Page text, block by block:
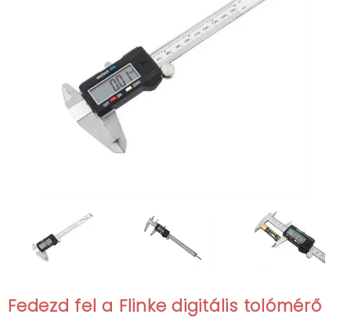
Fedezd fel a Flinke digitális tolómérő